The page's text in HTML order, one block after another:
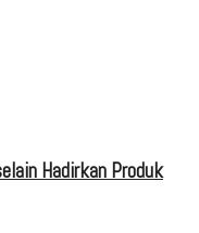
Hadirkan Produk